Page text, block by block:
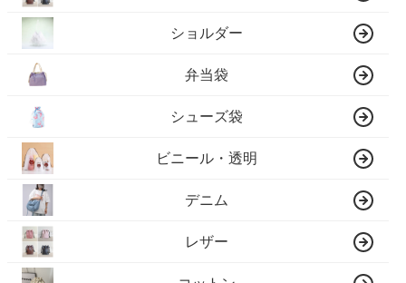
ショルダー
弁当袋
シューズ袋
ビニール・透明
デニム
レザー